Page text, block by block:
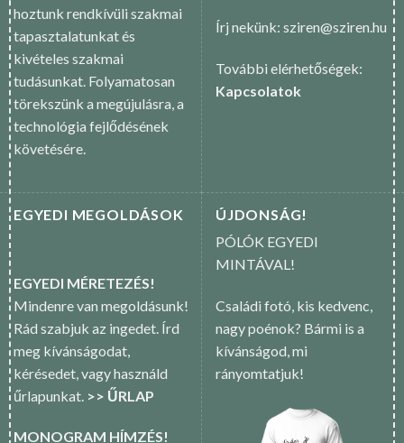
hoztunk rendkívüli szakmai
tapasztalatunkat és
kivételes szakmai
tudásunkat. Folyamatosan
törekszünk a megújulásra, a
technológia fejlődésének
követésére.
Írj nekünk: sziren@sziren.hu
További elérhetőségek:
Kapcsolatok
EGYEDI MEGOLDÁSOK
EGYEDI MÉRETEZÉS!
Mindenre van megoldásunk!
Rád szabjuk az ingedet. Írd
meg kívánságodat,
kérésedet, vagy használd
űrlapunkat. >> ŰRLAP
MONOGRAM HÍMZÉS!
ÚJDONSÁG!
PÓLÓK EGYEDI
MINTÁVAL!
Családi fotó, kis kedvenc,
nagy poénok? Bármi is a
kívánságod, mi
rányomtatjuk!